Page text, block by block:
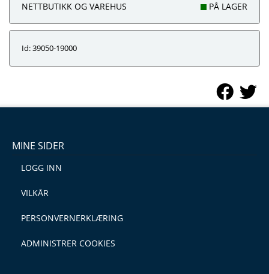
NETTBUTIKK OG VAREHUS PÅ LAGER
Id: 39050-19000
MINE SIDER
LOGG INN
VILKÅR
PERSONVERNERKLÆRING
ADMINISTRER COOKIES